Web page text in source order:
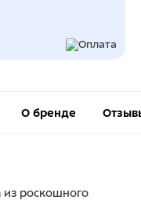
О бренде
роскошного